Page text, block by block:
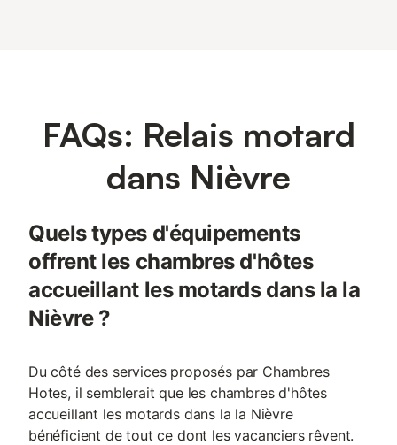
FAQs: Relais motard
dans Nièvre
Quels types d'équipements
offrent les chambres d'hôtes
accueillant les motards dans la la
Nièvre ?
Du côté des services proposés par Chambres
Hotes, il semblerait que les chambres d'hôtes
accueillant les motards dans la la Nièvre
bénéficient de tout ce dont les vacanciers rêvent.